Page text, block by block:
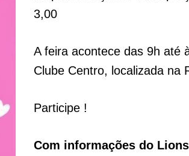
3,00
A feira acontece das 9h até
Clube Centro, localizada na
Participe !
Com informações do